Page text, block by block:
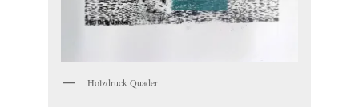
Holzdruck Quader